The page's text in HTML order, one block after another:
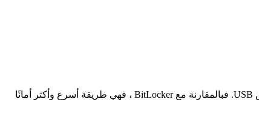
iSumsoft USBCode هي أداة سهلة الاستخدام وفعالة تستخدم لتشفير وفك تشفير وقفل وفتح محرك أقراص ثابت خارجي أو محرك أقراص فلاش USB. فبالمقارنة مع BitLocker ، فهي طريقة أسرع وأكثر أمانًا